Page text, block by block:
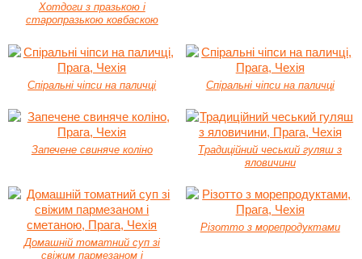
Хотдоги з празькою і
старопразькою ковбаскою
Спіральні чіпси на паличці Спіральні чіпси на паличці
Запечене свиняче коліно
Традиційний чеський гуляш з
яловичини
Домашній томатний суп зі
свіжим пармезаном і
Різотто з морепродуктами